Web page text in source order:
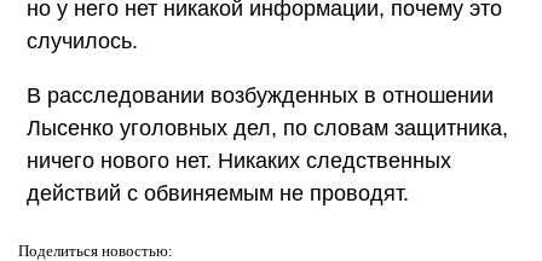
но у него нет никакой информации, почему это
случилось.
В расследовании возбужденных в отношении
Лысенко уголовных дел, по словам защитника,
ничего нового нет. Никаких следственных
действий с обвиняемым не проводят.
Поделиться новостью: